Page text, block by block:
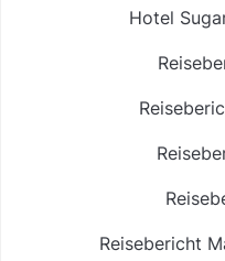
Hotel
Reisebericht